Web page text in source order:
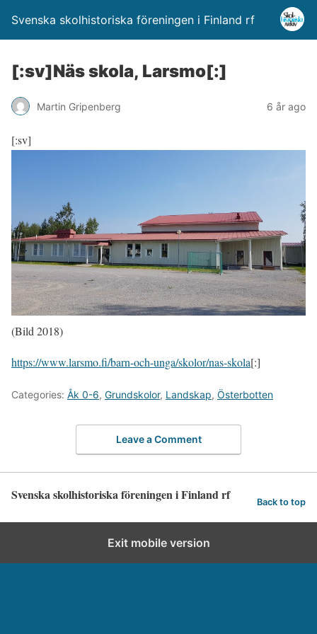
Svenska skolhistoriska föreningen i Finland rf
[:sv]Näs skola, Larsmo[:]
Martin Gripenberg 6 år ago
[:sv]
(Bild 2018)
https://www.larsmo.fi/barn-och-unga/skolor/nas-skola[:]
Categories: Åk 0-6, Grundskolor, Landskap, Österbotten
Leave a Comment
Svenska skolhistoriska föreningen i Finland rf Back to top
Exit mobile version